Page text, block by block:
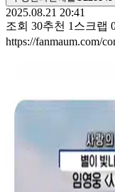
2025.08.21 20:41
조회 30추천 1 스크랩
https://fanmaum.com/